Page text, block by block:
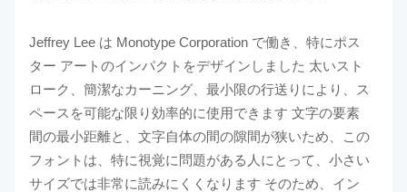
Jeffrey Lee は Monotype Corporation で働き、特にポス
ター アートのインパクトをデザインしました 太いスト
ローク、簡潔なカーニング、最小限の行送りにより、ス
ペースを可能な限り効率的に使用できます 文字の要素
間の最小距離と、文字自体の間の隙間が狭いため、この
フォントは、特に視覚に問題がある人にとって、小さい
サイズでは非常に読みにくくなります そのため、イン